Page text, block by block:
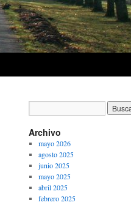
Archivo
mayo 2026
agosto 2025
junio 2025
mayo 2025
abril 2025
febrero 2025